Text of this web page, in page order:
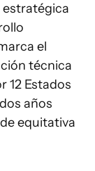
el
técnica
12 Estados
años
equitativa